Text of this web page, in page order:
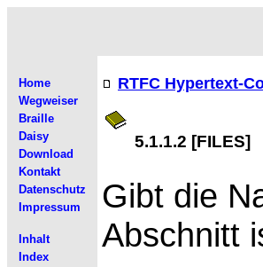
Home
Wegweiser
Braille
Daisy
Download
Kontakt
Datenschutz
Impressum
Inhalt
Index
RTFC Hypertext-
5.1.1.2 [FILES]
Gibt die
Abschnitt